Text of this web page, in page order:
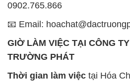
0902.765.866
📧 Email:
GIỜ LÀM VIỆC TẠI CÔNG
TRƯỜNG PHÁT
Thời gian làm việc tại Hóa